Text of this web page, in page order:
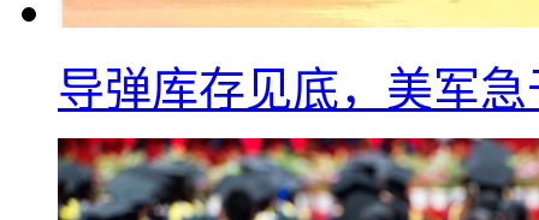
导弹库存见底，美军